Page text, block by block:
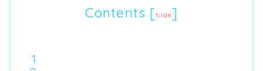
Contents [hide]